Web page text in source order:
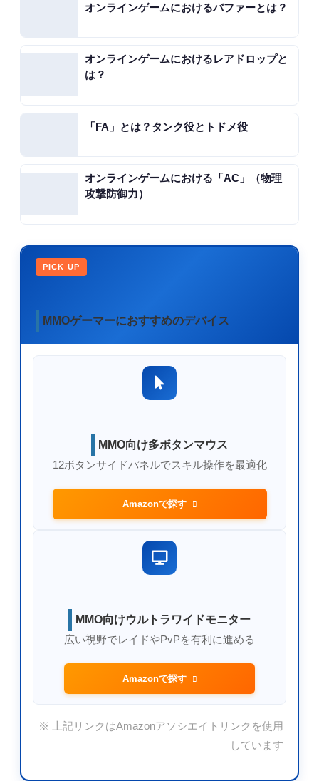
オンラインゲームにおけるバファーとは？
オンラインゲームにおけるレアドロップと
は？
「FA」とは？タンク役とトドメ役
オンラインゲームにおける「AC」（物理
攻撃防御力）
PICK UP
MMOゲーマーにおすすめのデバイス
MMO向け多ボタンマウス
12ボタンサイドパネルでスキル操作を最適化
Amazonで探す
MMO向けウルトラワイドモニター
広い視野でレイドやPvPを有利に進める
Amazonで探す
※ 上記リンクはAmazonアソシエイトリンクを使用
しています